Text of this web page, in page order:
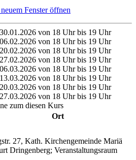
Fenster öffnen
von 18 Uhr bis 19 Uhr
von 18 Uhr bis 19 Uhr
von 18 Uhr bis 19 Uhr
von 18 Uhr bis 19 Uhr
von 18 Uhr bis 19 Uhr
von 18 Uhr bis 19 Uhr
von 18 Uhr bis 19 Uhr
von 18 Uhr bis 19 Uhr
zum diesen Kurs
Ort
27, Kath. Kirchengemeinde Mariä
Dringenberg; Veranstaltungsraum